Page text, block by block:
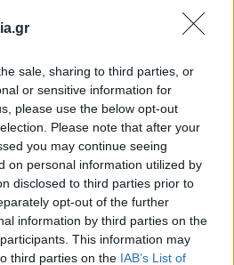
sale, sharing to third parties, or
or sensitive information for
please use the below opt-out
Please note that after your
you may continue seeing
on personal information utilized by
disclosed to third parties prior to
opt-out of the further
information by third parties on the
This information may
third parties on the IAB’s List of
τα κέρδη για τις ΗΠΑ
Φυσικά,
- ΝΑΤΟ, που θα δώσει
στη Σύνοδο Κορυφής
και των συνθηκών,
«συµµαχικής» διεξόδου
Σύµφωνο, τουλάχιστον,
δύναµης στην ∆ύση.
έχει εκλογές τον